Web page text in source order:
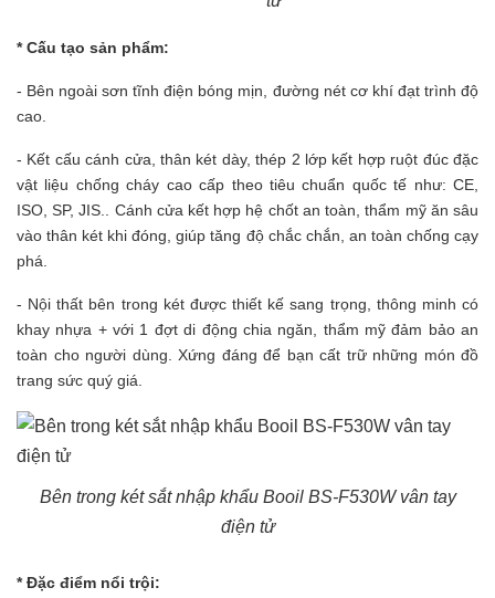
* Cấu tạo sản phẩm:
- Bên ngoài sơn tĩnh điện bóng mịn, đường nét cơ khí đạt trình độ
cao.
- Kết cấu cánh cửa, thân két dày, thép 2 lớp kết hợp ruột đúc đặc
vật liệu chống cháy cao cấp theo tiêu chuẩn quốc tế như: CE,
ISO, SP, JIS.. Cánh cửa kết hợp hệ chốt an toàn, thẩm mỹ ăn sâu
vào thân két khi đóng, giúp tăng độ chắc chắn, an toàn chống cạy
phá.
- Nội thất bên trong két được thiết kế sang trọng, thông minh có
khay nhựa + với 1 đợt di động chia ngăn, thẩm mỹ đảm bảo an
toàn cho người dùng. Xứng đáng để bạn cất trữ những món đồ
trang sức quý giá.
Bên trong két sắt nhập khẩu Booil BS-F530W vân tay
điện tử
* Đặc điểm nổi trội: